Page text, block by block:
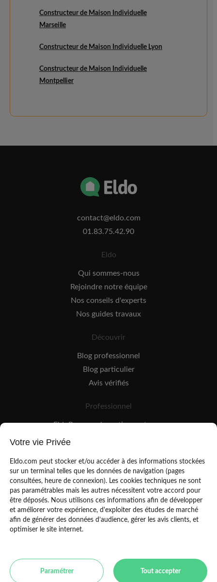
Constructeur de Maison Individuelle
Marseille
Constructeur de Maison Individuelle Lyon
Constructeur de Maison Individuelle
Montpellier
contact@eldo.com
01.83.75.42.90
Eldo
Qui sommes-nous
Rejoindre notre équipe
Nos conseils d'experts
Nos guides travaux
Découvrir
Blog professionnel
Blog particulier
Avis vérifiés
Professionnel
EldoPro pour les artisans et pros
EldoNetwork pour les réseaux, marques et industriels
Mentions légales
Votre vie Privée
Eldo.com peut stocker et/ou accéder à des informations stockées
sur un terminal telles que les données de navigation (pages
consultées, heure de connexion). Les cookies techniques ne sont
pas paramétrables mais les autres nécessitent votre accord pour
être déposés. Nous utilisons ces informations afin de développer
et améliorer votre expérience, d'exploiter des études de marché
afin de générer des données d’audience, gérer les avis clients, et
optimiser le site internet.
Paramétrer Tout accepter